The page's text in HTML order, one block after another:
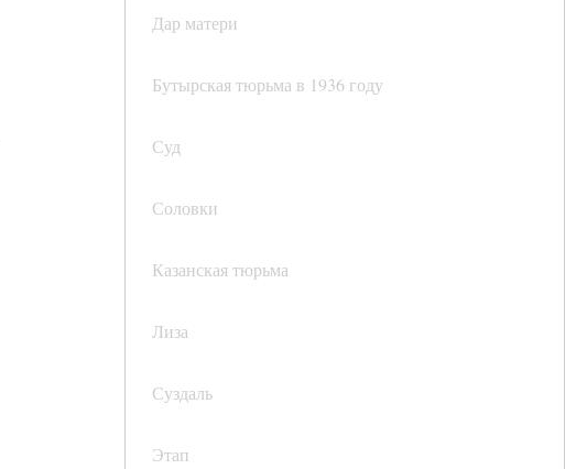
Дар матери
Бутырская тюрьма в 1936 году
Суд
Соловки
Казанская тюрьма
Лиза
Суздаль
Этап